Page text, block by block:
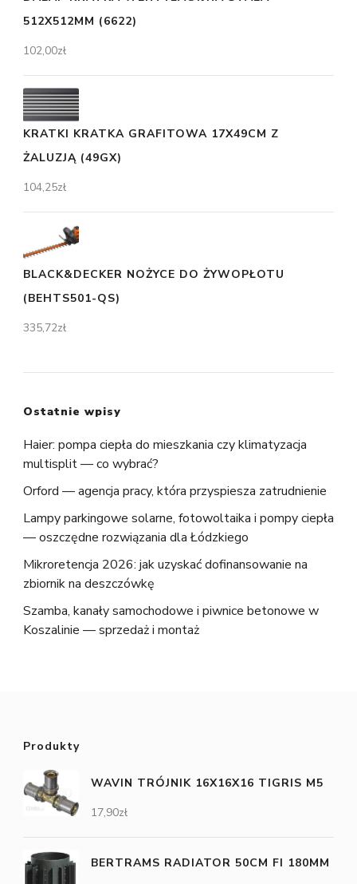
512X512MM (6622)
102,00zł
KRATKI KRATKA GRAFITOWA 17X49CM Z
ŻALUZJĄ (49GX)
104,25zł
BLACK&DECKER NOŻYCE DO ŻYWOPŁOTU
(BEHTS501-QS)
335,72zł
Ostatnie wpisy
Haier: pompa ciepła do mieszkania czy klimatyzacja
multisplit — co wybrać?
Orford — agencja pracy, która przyspiesza zatrudnienie
Lampy parkingowe solarne, fotowoltaika i pompy ciepła
— oszczędne rozwiązania dla Łódzkiego
Mikroretencja 2026: jak uzyskać dofinansowanie na
zbiornik na deszczówkę
Szamba, kanały samochodowe i piwnice betonowe w
Koszalinie — sprzedaż i montaż
Produkty
WAVIN TRÓJNIK 16X16X16 TIGRIS M5
17,90zł
BERTRAMS RADIATOR 50CM FI 180MM